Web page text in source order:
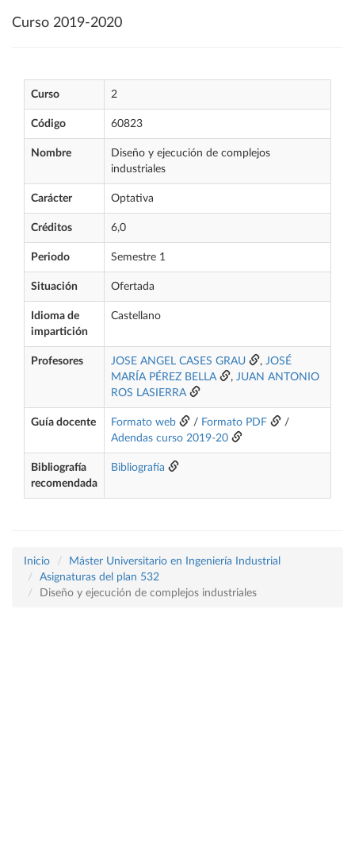
Curso 2019-2020
Curso 2
Código 60823
Nombre
Diseño y ejecución de complejos
industriales
Carácter Optativa
Créditos 6,0
Periodo Semestre 1
Situación Ofertada
Idioma de
impartición
Castellano
Profesores JOSE ANGEL CASES GRAU , JOSÉ
MARÍA PÉREZ BELLA
, JUAN ANTONIO
ROS LASIERRA
Guía docente Formato web / Formato PDF
/
Adendas curso 2019-20
Bibliografía
recomendada
Bibliografía
Inicio
Máster Universitario en Ingeniería Industrial
Asignaturas del plan 532
Diseño y ejecución de complejos industriales